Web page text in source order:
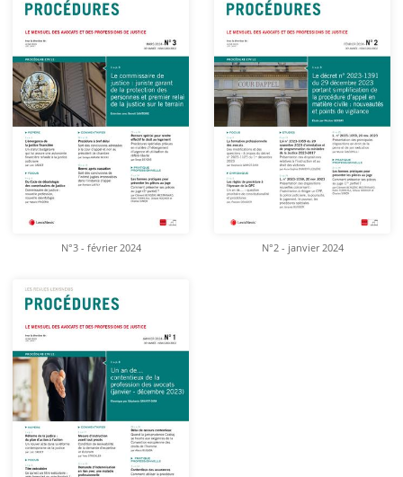
N°3 - février 2024 N°2 - janvier 2024